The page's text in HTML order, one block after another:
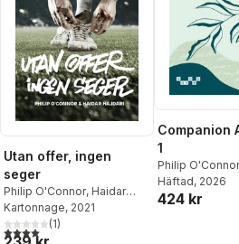
Utan offer, ingen
seger
Philip O'Connor, Haidar
Hajdari
Kartonnage, 2021
4,0utav 5 stjärnor. Totalt antal röster:
(1)
Companion
1
Philip O'Connor
Lantz
Häftad, 2026
424 kr